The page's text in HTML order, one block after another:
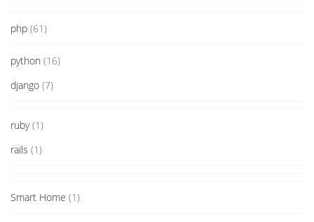
php (61)
python (16)
django (7)
ruby(1)
rails (1)
Smart Home (1)